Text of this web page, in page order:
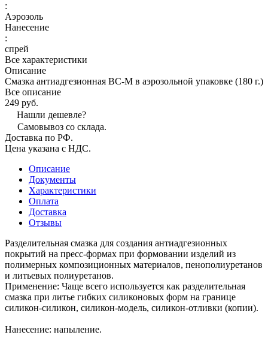
:
Аэрозоль
Нанесение
:
спрей
Все характеристики
Описание
Смазка антиадгезионная ВС-М в аэрозольной упаковке (180 г.)
Все описание
249 руб.
Нашли дешевле?
Самовывоз со склада.
Доставка по РФ.
Цена указана с НДС.
Описание
Документы
Характеристики
Оплата
Доставка
Отзывы
Разделительная смазка для создания антиадгезионных
покрытий на пресс-формах при формовании изделий из
полимерных композиционных материалов, пенополиуретанов
и литьевых полиуретанов.
Применение: Чаще всего используется как разделительная
смазка при литье гибких силиконовых форм на границе
силикон-силикон, силикон-модель, силикон-отливки (копии).
Нанесение: напыление.